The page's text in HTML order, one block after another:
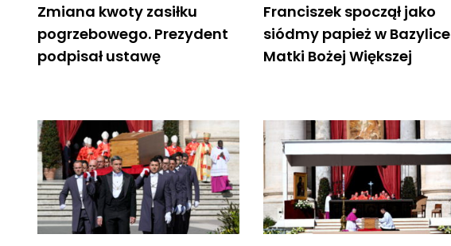
Zmiana kwoty zasiłku
pogrzebowego. Prezydent
podpisał ustawę
Franciszek spoczął jako
siódmy papież w Bazylice
Matki Bożej Większej